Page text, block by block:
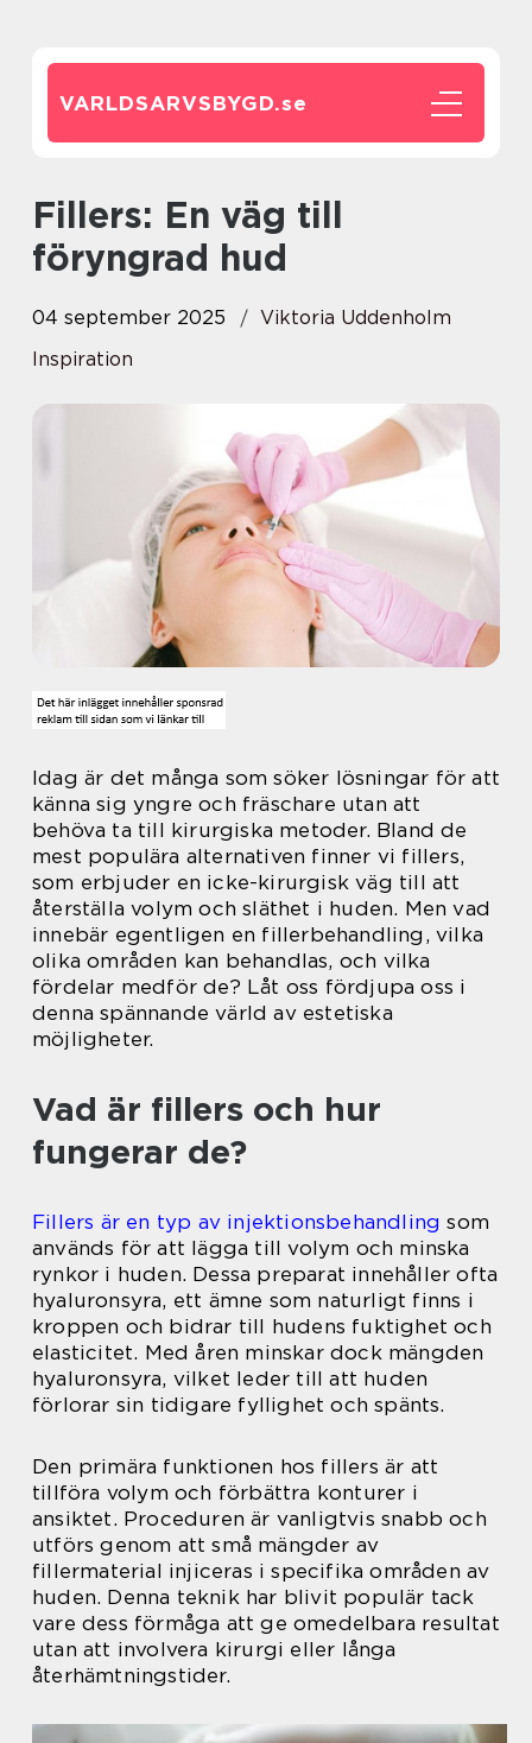
VARLDSARVSBYGD.se
Fillers: En väg till
föryngrad hud
04 september 2025
Viktoria Uddenholm
Inspiration
Idag är det många som söker lösningar för att
känna sig yngre och fräschare utan att
behöva ta till kirurgiska metoder. Bland de
mest populära alternativen finner vi fillers,
som erbjuder en icke-kirurgisk väg till att
återställa volym och släthet i huden. Men vad
innebär egentligen en fillerbehandling, vilka
olika områden kan behandlas, och vilka
fördelar medför de? Låt oss fördjupa oss i
denna spännande värld av estetiska
möjligheter.
Vad är fillers och hur
fungerar de?
Fillers är en typ av injektionsbehandling som
används för att lägga till volym och minska
rynkor i huden. Dessa preparat innehåller ofta
hyaluronsyra, ett ämne som naturligt finns i
kroppen och bidrar till hudens fuktighet och
elasticitet. Med åren minskar dock mängden
hyaluronsyra, vilket leder till att huden
förlorar sin tidigare fyllighet och spänts.
Den primära funktionen hos fillers är att
tillföra volym och förbättra konturer i
ansiktet. Proceduren är vanligtvis snabb och
utförs genom att små mängder av
fillermaterial injiceras i specifika områden av
huden. Denna teknik har blivit populär tack
vare dess förmåga att ge omedelbara resultat
utan att involvera kirurgi eller långa
återhämtningstider.